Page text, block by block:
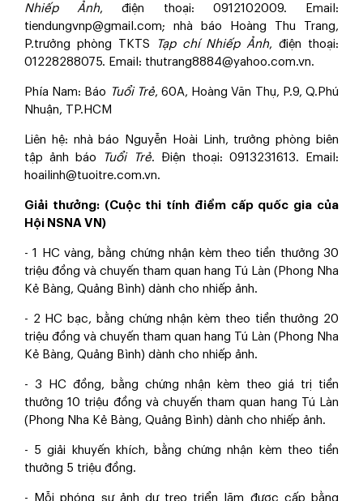
Nhiếp Ảnh, điện thoại: 0912102009. Email:
tiendungvnp@gmail.com; nhà báo Hoàng Thu Trang,
P.trưởng phòng TKTS
Tạp chí Nhiếp Ảnh, điện thoại:
01228288075. Email: thutrang8884@yahoo.com.vn.
Phía Nam: Báo Tuổi Trẻ, 60A, Hoàng Văn Thụ, P.9, Q.Phú
Nhuận, TP.HCM
Liên hệ: nhà báo Nguyễn Hoài Linh, trưởng phòng biên
tập ảnh báo
Tuổi Trẻ. Điện thoại: 0913231613. Email:
hoailinh@tuoitre.com.vn.
Giải thưởng: (Cuộc thi tính điểm cấp quốc gia của
Hội NSNA VN)
- 1 HC vàng, bằng chứng nhận kèm theo tiền thưởng 30
triệu đồng và chuyến tham quan hang Tú Làn (Phong Nha
Kẻ Bàng, Quảng Bình) dành cho nhiếp ảnh.
- 2 HC bạc, bằng chứng nhận kèm theo tiền thưởng 20
triệu đồng và chuyến tham quan hang Tú Làn (Phong Nha
Kẻ Bàng, Quảng Bình) dành cho nhiếp ảnh.
- 3 HC đồng, bằng chứng nhận kèm theo giá trị tiền
thưởng 10 triệu đồng và chuyến tham quan hang Tú Làn
(Phong Nha Kẻ Bàng, Quảng Bình) dành cho nhiếp ảnh.
- 5 giải khuyến khích, bằng chứng nhận kèm theo tiền
thưởng 5 triệu đồng.
- Mỗi phóng sự ảnh dự treo triển lãm được cấp bằng